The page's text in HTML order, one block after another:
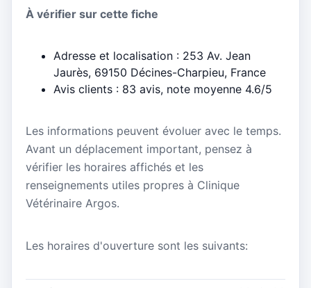
À vérifier sur cette fiche
Adresse et localisation : 253 Av. Jean
Jaurès, 69150 Décines-Charpieu, France
Avis clients : 83 avis, note moyenne 4.6/5
Les informations peuvent évoluer avec le temps.
Avant un déplacement important, pensez à
vérifier les horaires affichés et les
renseignements utiles propres à Clinique
Vétérinaire Argos.
Les horaires d'ouverture sont les suivants: